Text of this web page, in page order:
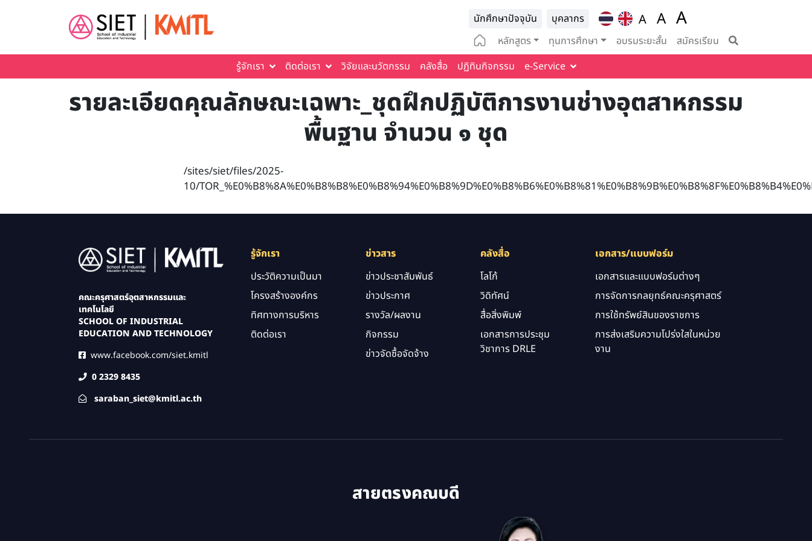
Infomation for
นักศึกษาปัจจุบัน บุคลากร
A
Set font size to 100%
A
Set font size to 125%
A
Set font size to
Main navigation
หลักสูตร ทุนการศึกษา อบรมระยะสั้น
สมัครเรียน
รู้จักเรา
ติดต่อเรา วิจัยและนวัตกรรม คลังสื่อ ปฏิทินกิจกรรม e-Service
รายละเอียดคุณลักษณะเฉพาะ_ชุดฝึกปฏิบัติการงานช่างอุตสาหกรรม
พื้นฐาน จำนวน ๑ ชุด
/sites/siet/files/2025-
10/
Image
คณะครุศาสตร์อุตสาหกรรมและ
เทคโนโลยี
SCHOOL OF INDUSTRIAL
EDUCATION AND TECHNOLOGY
www.facebook.com/siet.kmitl
0 2329 8435
saraban_siet@kmitl.ac.th
รู้จักเรา
ประวัติความเป็นมา
โครงสร้างองค์กร
ทิศทางการบริหาร
ติดต่อเรา
ข่าวสาร
ข่าวประชาสัมพันธ์
ข่าวประกาศ
รางวัล/ผลงาน
กิจกรรม
ข่าวจัดซื้อจัดจ้าง
คลังสื่อ
โลโก้
วิดิทัศน์
สื่อสิ่งพิมพ์
เอกสารการประชุม
วิชาการ DRLE
เอกสาร/แบบฟอร์ม
เอกสารและแบบฟอร์มต่างๆ
การจัดการกลยุทธ์คณะครุศาสตร์
การใช้ทรัพย์สินของราชการ
การส่งเสริมความโปร่งใสในหน่วย
งาน
สายตรงคณบดี